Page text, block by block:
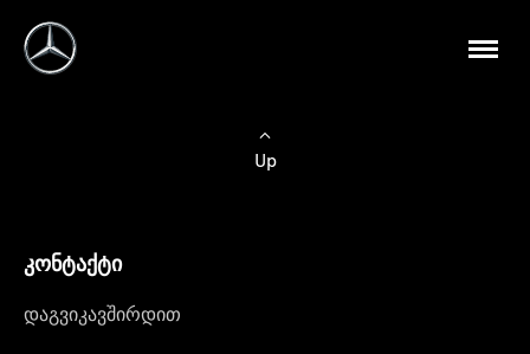
Up
კონტაქტი
დაგვიკავშირდით